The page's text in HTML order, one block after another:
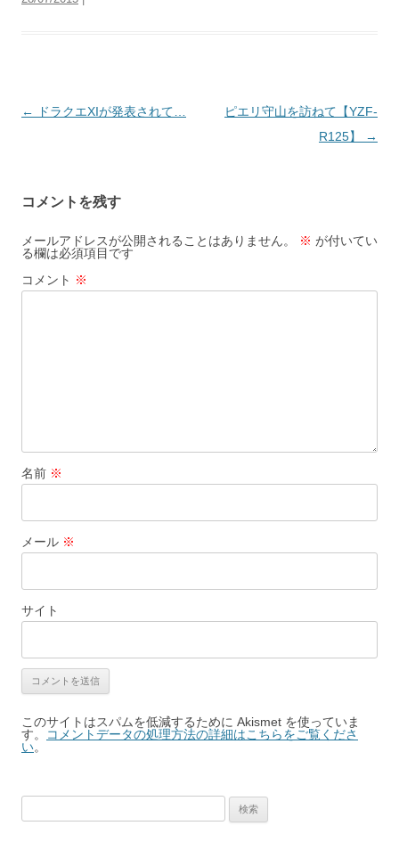
投
ゲ
ー
シ
ョ
← ドラクエXIが発表されて…
ピエリ守山を訪ねて【YZF-
R125】
→
コメントを残す
メールアドレスが公開されることはありません。 ※ が付いてい
る欄は必須項目です
コメント ※
名前 ※
メール ※
サイト
このサイトはスパムを低減するために Akismet を使っていま
す。
コメントデータの処理方法の詳細はこちらをご覧くださ
い。